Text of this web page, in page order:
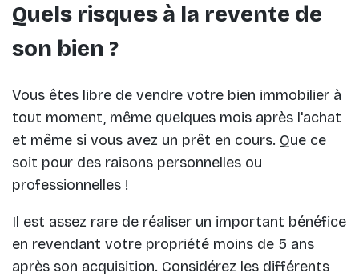
Quels risques à la revente de
son bien ?
Vous êtes libre de vendre votre bien immobilier à
tout moment, même quelques mois après l'achat
et même si vous avez un prêt en cours. Que ce
soit pour des raisons personnelles ou
professionnelles !
Il est assez rare de réaliser un important bénéfice
en revendant votre propriété moins de 5 ans
après son acquisition. Considérez les différents